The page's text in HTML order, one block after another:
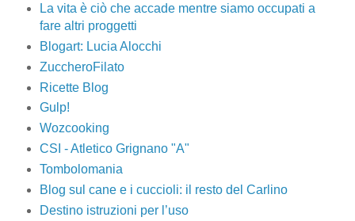
La vita è ciò che accade mentre siamo occupati a
fare altri proggetti
Blogart: Lucia Alocchi
ZuccheroFilato
Ricette Blog
Gulp!
Wozcooking
CSI - Atletico Grignano "A"
Tombolomania
Blog sul cane e i cuccioli: il resto del Carlino
Destino istruzioni per l’uso